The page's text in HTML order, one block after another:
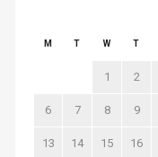
M T W T
1 2
6 7 8 9
13 14 15 16